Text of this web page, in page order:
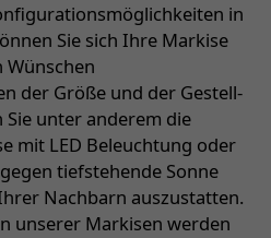
in
Sie sich Ihre Markise
der Größe und der Gestell-
unter anderem die
mit LED Beleuchtung oder
tiefstehende Sonne
Nachbarn auszustatten.
unserer Markisen werden